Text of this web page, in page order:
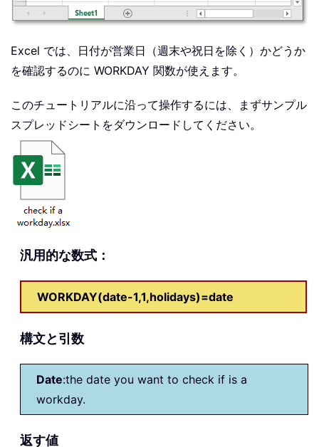
Excel では、日付が営業日（週末や祝日を除く）かどうか
を確認するのに WORKDAY 関数が使えます。
このチュートリアルに沿って操作するには、まずサンプル
スプレッドシートをダウンロードしてください。
汎用的な数式：
WORKDAY(date-1,1,holidays)=date
構文と引数
Date:the date you want to check if is a
workday.
返す値